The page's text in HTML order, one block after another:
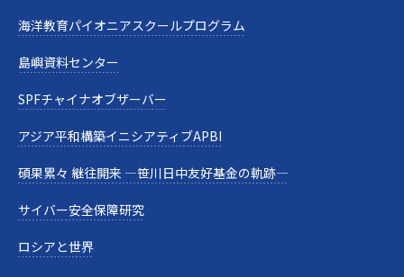
海洋教育パイオニアスクールプログラム
島嶼資料センター
SPFチャイナオブザーバー
アジア平和構築イニシアティブAPBI
碩果累々 継往開来 —笹川日中友好基金の軌跡—
サイバー安全保障研究
ロシアと世界